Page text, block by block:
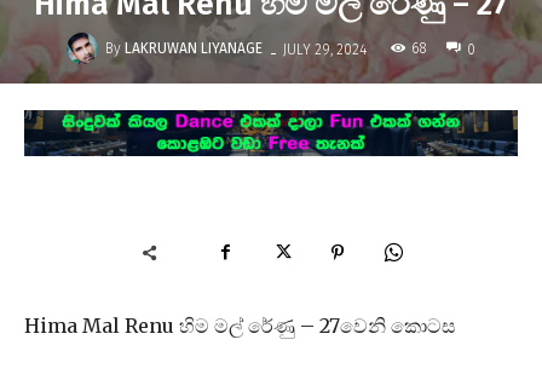
By LAKRUWAN LIYANAGE - JULY 29, 2024 68 0
Hima Mal Renu හිම මල් රේණු – 27වෙනි කොටස